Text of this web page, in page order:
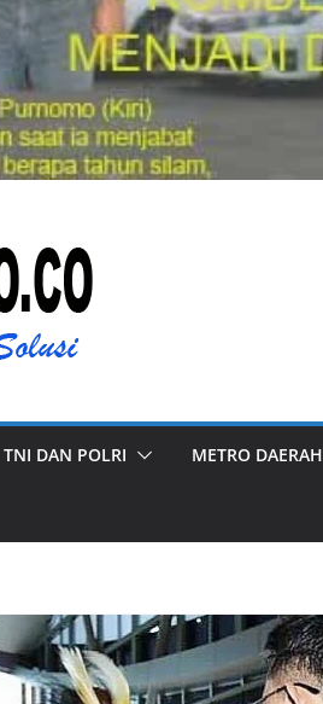
TNI DAN POLRI METRO DAERAH